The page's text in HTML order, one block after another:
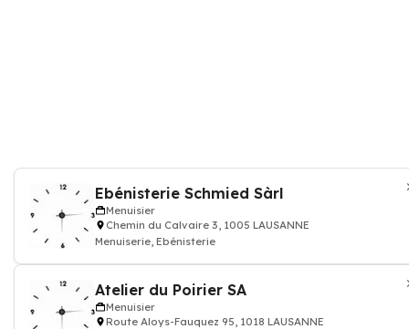
Ebénisterie Schmied Sàrl
Menuisier
Chemin du Calvaire 3, 1005 LAUSANNE
Menuiserie, Ebénisterie
Atelier du Poirier SA
Menuisier
Route Aloys-Fauquez 95, 1018 LAUSANNE